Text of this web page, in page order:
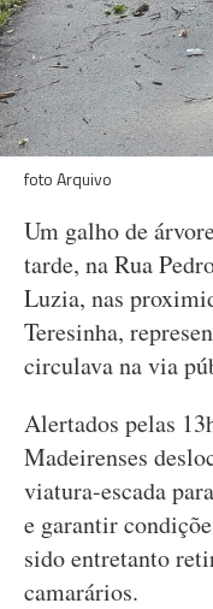
foto Arquivo
Um galho de
tarde, na Rua
Luzia, nas
Teresinha,
circulava na via
Alertados pelas
Madeirenses
viatura-escada
e garantir
sido entretanto
camarários.